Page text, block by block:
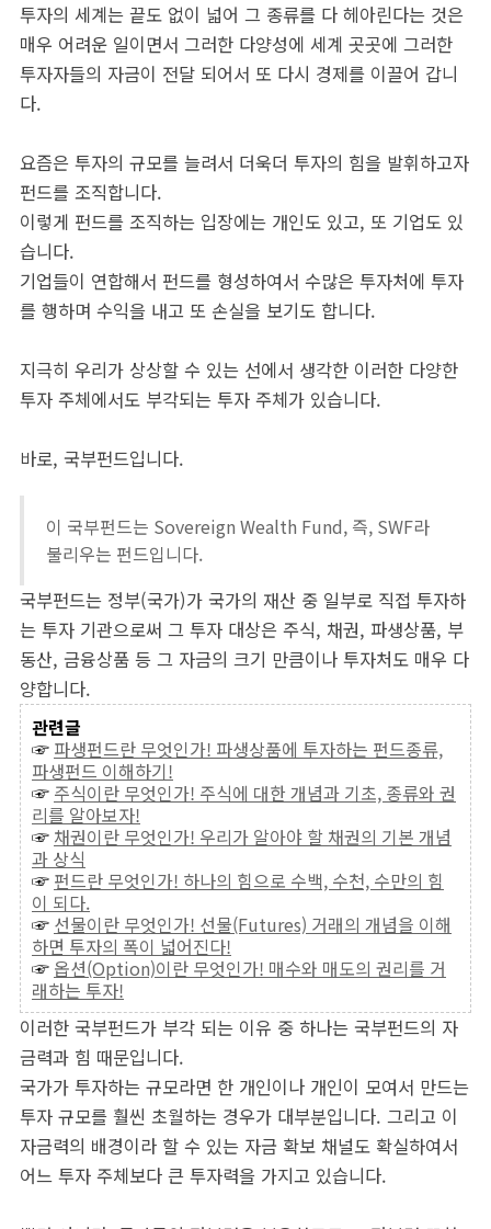
투자의 세계는 끝도 없이 넓어 그 종류를 다 헤아린다는 것은
매우 어려운 일이면서 그러한 다양성에 세계 곳곳에 그러한
투자자들의 자금이 전달 되어서 또 다시 경제를 이끌어 갑니
다.
요즘은 투자의 규모를 늘려서 더욱더 투자의 힘을 발휘하고자
펀드를 조직합니다.
이렇게 펀드를 조직하는 입장에는 개인도 있고, 또 기업도 있
습니다.
기업들이 연합해서 펀드를 형성하여서 수많은 투자처에 투자
를 행하며 수익을 내고 또 손실을 보기도 합니다.
지극히 우리가 상상할 수 있는 선에서 생각한 이러한 다양한
투자 주체에서도 부각되는 투자 주체가 있습니다.
바로, 국부펀드입니다.
이 국부펀드는 Sovereign Wealth Fund, 즉, SWF라
불리우는 펀드입니다.
국부펀드는 정부(국가)가 국가의 재산 중 일부로 직접 투자하
는 투자 기관으로써 그 투자 대상은 주식, 채권, 파생상품, 부
동산, 금융상품 등 그 자금의 크기 만큼이나 투자처도 매우 다
양합니다.
관련글
☞ 파생펀드란 무엇인가! 파생상품에 투자하는 펀드종류,
파생펀드 이해하기!
☞ 주식이란 무엇인가! 주식에 대한 개념과 기초, 종류와 권
리를 알아보자!
☞ 채권이란 무엇인가! 우리가 알아야 할 채권의 기본 개념
과 상식
☞ 펀드란 무엇인가! 하나의 힘으로 수백, 수천, 수만의 힘
이 되다.
☞ 선물이란 무엇인가! 선물(Futures) 거래의 개념을 이해
하면 투자의 폭이 넓어진다!
☞ 옵션(Option)이란 무엇인가! 매수와 매도의 권리를 거
래하는 투자!
이러한 국부펀드가 부각 되는 이유 중 하나는 국부펀드의 자
금력과 힘 때문입니다.
국가가 투자하는 규모라면 한 개인이나 개인이 모여서 만드는
투자 규모를 훨씬 초월하는 경우가 대부분입니다. 그리고 이
자금력의 배경이라 할 수 있는 자금 확보 채널도 확실하여서
어느 투자 주체보다 큰 투자력을 가지고 있습니다.